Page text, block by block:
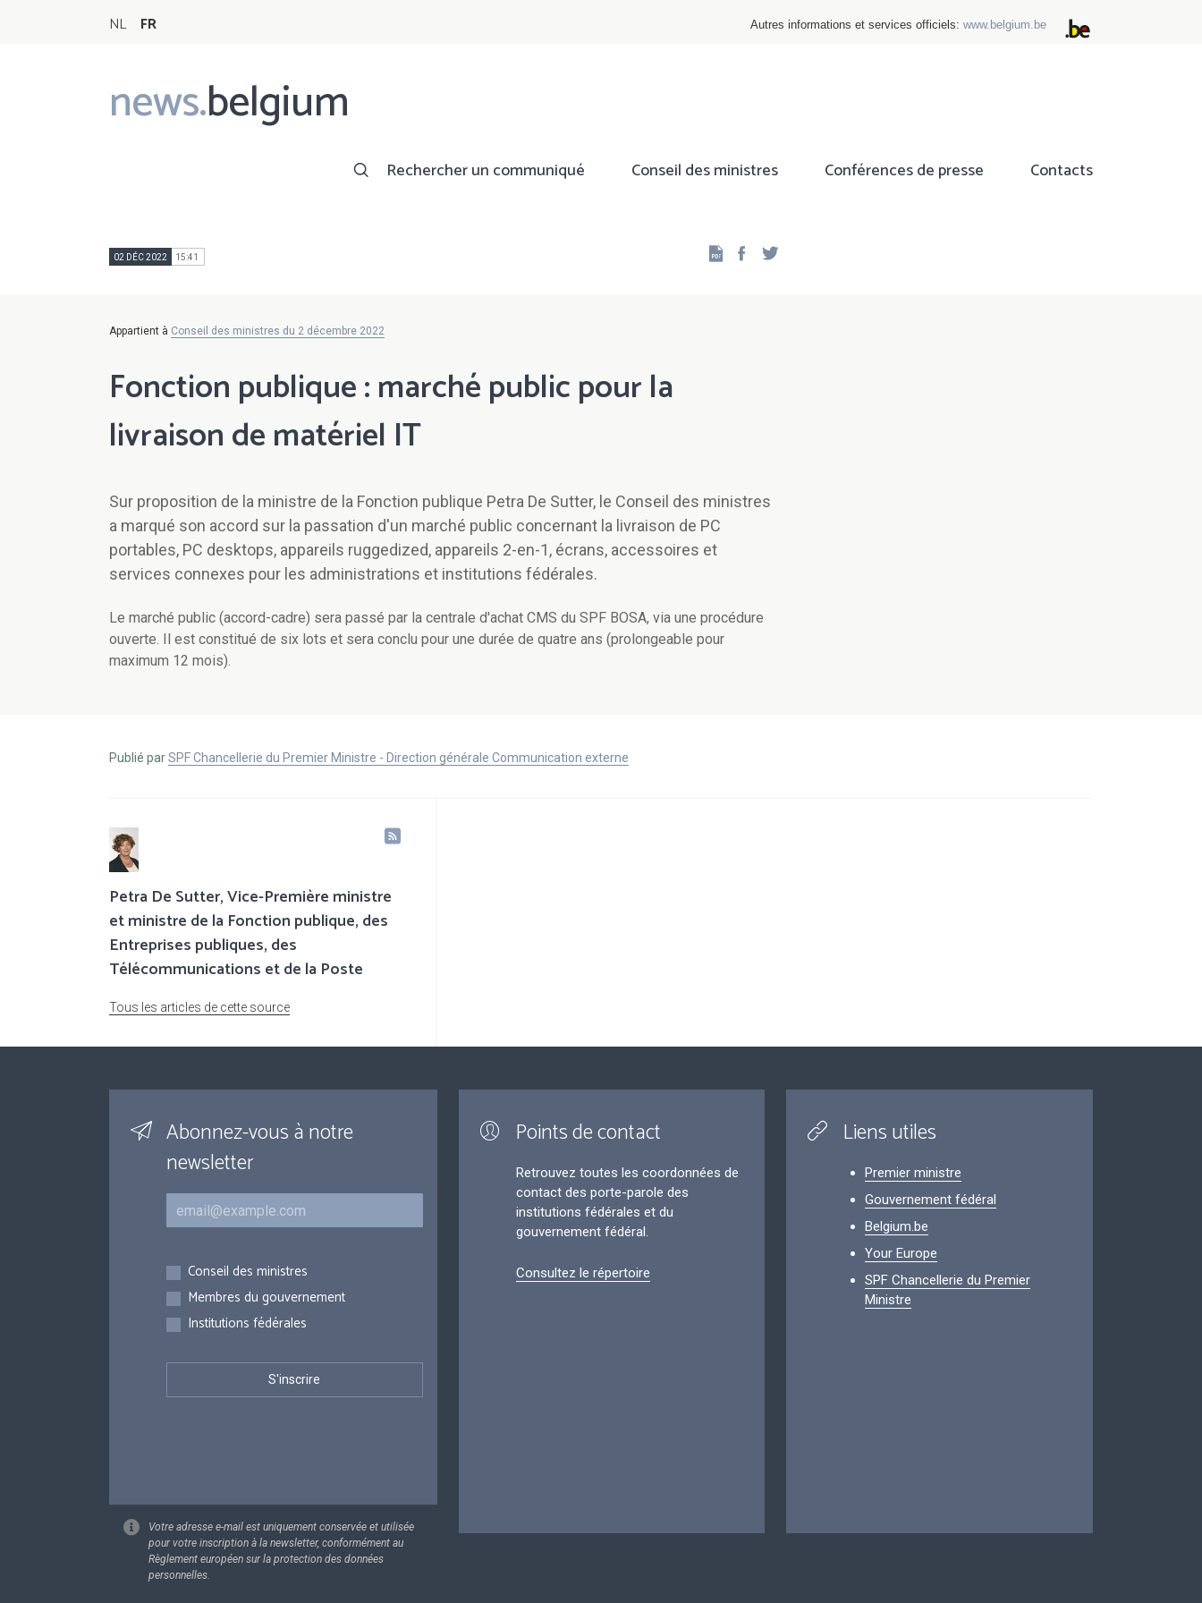
NL FR Autres informations et services officiels: www.belgium.be
news.belgium
Main
navigation
Rechercher un communiqué Conseil des ministres Conférences de presse Contacts
02 DÉC 2022 15:41 Facebook
Appartient à Conseil des ministres du 2 décembre 2022
Fonction publique : marché public pour la
livraison de matériel IT
Sur proposition de la ministre de la Fonction publique Petra De Sutter, le Conseil des ministres
a marqué son accord sur la passation d'un marché public concernant la livraison de PC
portables, PC desktops, appareils ruggedized, appareils 2-en-1, écrans, accessoires et
services connexes pour les administrations et institutions fédérales.
Le marché public (accord-cadre) sera passé par la centrale d'achat CMS du SPF BOSA, via une procédure
ouverte. Il est constitué de six lots et sera conclu pour une durée de quatre ans (prolongeable pour
maximum 12 mois).
Publié parSPF Chancellerie du Premier Ministre - Direction générale Communication externe
Petra De Sutter, Vice-Première ministre
et ministre de la Fonction publique, des
Entreprises publiques, des
Télécommunications et de la Poste
Tous les articles de cette source
Abonnez-vous à notre
newsletter
Courriel
Inscriptions
Conseil des ministres
Membres du gouvernement
Institutions fédérales
Votre adresse e-mail est uniquement conservée et utilisée
pour votre inscription à la newsletter, conformément au
Règlement européen sur la protection des données
personnelles.
Points de contact
Retrouvez toutes les coordonnées de
contact des porte-parole des
institutions fédérales et du
gouvernement fédéral.
Consultez le répertoire
Liens utiles
Premier ministre
Gouvernement fédéral
Belgium.be
Your Europe
SPF Chancellerie du Premier
Ministre